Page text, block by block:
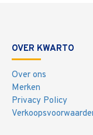
OVER KWARTO
Over ons
Merken
Privacy Policy